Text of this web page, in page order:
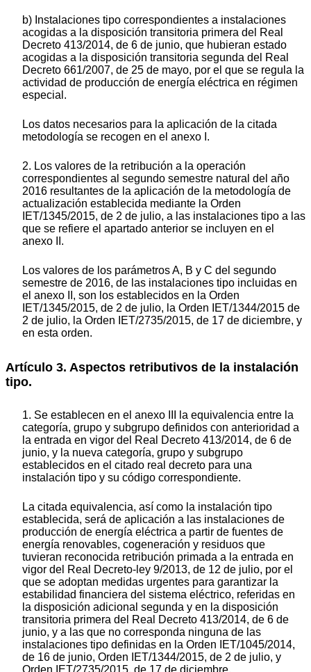
b) Instalaciones tipo correspondientes a instalaciones
acogidas a la disposición transitoria primera del Real
Decreto 413/2014, de 6 de junio, que hubieran estado
acogidas a la disposición transitoria segunda del Real
Decreto 661/2007, de 25 de mayo, por el que se regula la
actividad de producción de energía eléctrica en régimen
especial.
Los datos necesarios para la aplicación de la citada
metodología se recogen en el anexo I.
2. Los valores de la retribución a la operación
correspondientes al segundo semestre natural del año
2016 resultantes de la aplicación de la metodología de
actualización establecida mediante la Orden
IET/1345/2015, de 2 de julio, a las instalaciones tipo a las
que se refiere el apartado anterior se incluyen en el
anexo II.
Los valores de los parámetros A, B y C del segundo
semestre de 2016, de las instalaciones tipo incluidas en
el anexo II, son los establecidos en la Orden
IET/1345/2015, de 2 de julio, la Orden IET/1344/2015 de
2 de julio, la Orden IET/2735/2015, de 17 de diciembre, y
en esta orden.
Artículo 3. Aspectos retributivos de la instalación
tipo.
1. Se establecen en el anexo III la equivalencia entre la
categoría, grupo y subgrupo definidos con anterioridad a
la entrada en vigor del Real Decreto 413/2014, de 6 de
junio, y la nueva categoría, grupo y subgrupo
establecidos en el citado real decreto para una
instalación tipo y su código correspondiente.
La citada equivalencia, así como la instalación tipo
establecida, será de aplicación a las instalaciones de
producción de energía eléctrica a partir de fuentes de
energía renovables, cogeneración y residuos que
tuvieran reconocida retribución primada a la entrada en
vigor del Real Decreto-ley 9/2013, de 12 de julio, por el
que se adoptan medidas urgentes para garantizar la
estabilidad financiera del sistema eléctrico, referidas en
la disposición adicional segunda y en la disposición
transitoria primera del Real Decreto 413/2014, de 6 de
junio, y a las que no corresponda ninguna de las
instalaciones tipo definidas en la Orden IET/1045/2014,
de 16 de junio, Orden IET/1344/2015, de 2 de julio, y
Orden IET/2735/2015, de 17 de diciembre.